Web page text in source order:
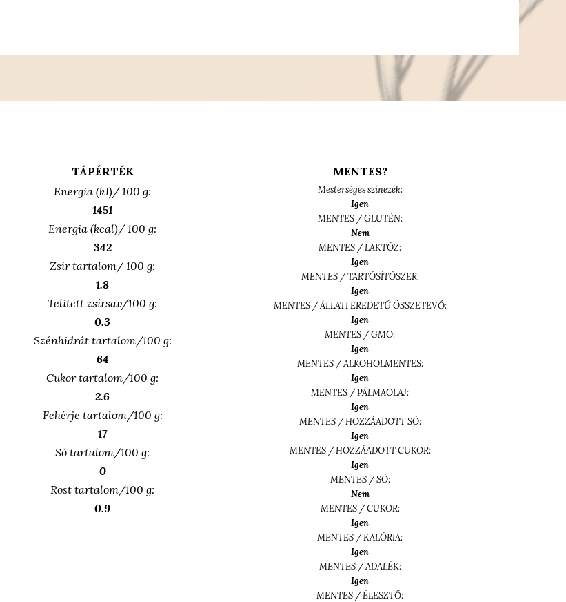
TÁPÉRTÉK
Energia (kJ)/ 100 g:
1451
Energia (kcal)/ 100 g:
342
Zsír tartalom/ 100 g:
1.8
Telített zsírsav/100 g:
0.3
Szénhidrát tartalom/100 g:
64
Cukor tartalom/100 g:
2.6
Fehérje tartalom/100 g:
17
Só tartalom/100 g:
0
Rost tartalom/100 g:
0.9
MENTES?
Mesterséges színezék:
Igen
MENTES / GLUTÉN:
Nem
MENTES / LAKTÓZ:
Igen
MENTES / TARTÓSÍTÓSZER:
Igen
MENTES / ÁLLATI EREDETŰ ÖSSZETEVŐ:
Igen
MENTES / GMO:
Igen
MENTES / ALKOHOLMENTES:
Igen
MENTES / PÁLMAOLAJ:
Igen
MENTES / HOZZÁADOTT SÓ:
Igen
MENTES / HOZZÁADOTT CUKOR:
Igen
MENTES / SÓ:
Nem
MENTES / CUKOR:
Igen
MENTES / KALÓRIA:
Igen
MENTES / ADALÉK:
Igen
MENTES / ÉLESZTŐ: